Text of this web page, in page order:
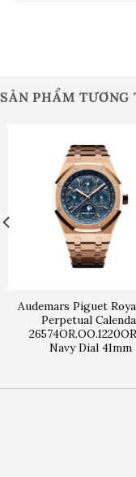
SẢN PHẨM TƯƠNG
Audemars Piguet
Perpetual
Navy Dial 41mm